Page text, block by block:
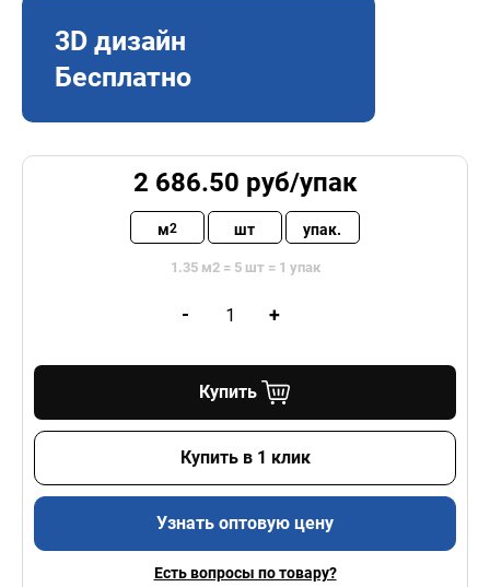
3D дизайн
Бесплатно
2 686.50 руб/упак
м2 шт упак.
1.35 м2 = 5 шт = 1 упак
- +
Купить
Купить в 1 клик
Узнать оптовую цену
Есть вопросы по товару?